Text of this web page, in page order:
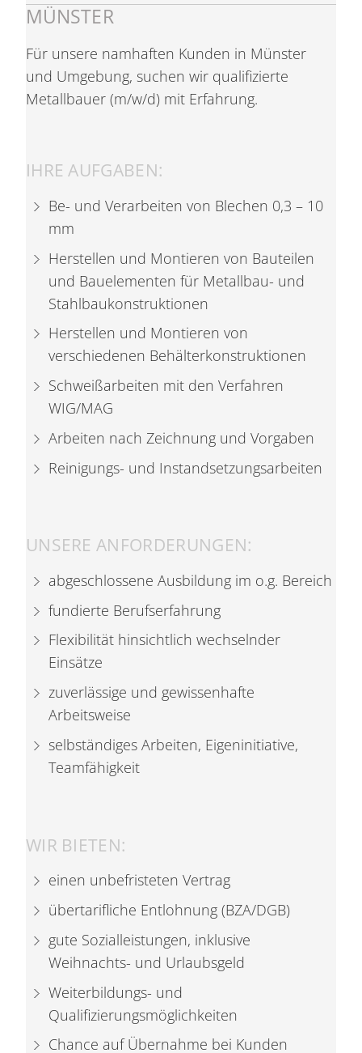
MÜNSTER
Für unsere namhaften Kunden in Münster
und Umgebung, suchen wir qualifizierte
Metallbauer (m/w/d) mit Erfahrung.
IHRE AUFGABEN:
Be- und Verarbeiten von Blechen 0,3 – 10
mm
Herstellen und Montieren von Bauteilen
und Bauelementen für Metallbau- und
Stahlbaukonstruktionen
Herstellen und Montieren von
verschiedenen Behälterkonstruktionen
Schweißarbeiten mit den Verfahren
WIG/MAG
Arbeiten nach Zeichnung und Vorgaben
Reinigungs- und Instandsetzungsarbeiten
UNSERE ANFORDERUNGEN:
abgeschlossene Ausbildung im o.g. Bereich
fundierte Berufserfahrung
Flexibilität hinsichtlich wechselnder
Einsätze
zuverlässige und gewissenhafte
Arbeitsweise
selbständiges Arbeiten, Eigeninitiative,
Teamfähigkeit
WIR BIETEN:
einen unbefristeten Vertrag
übertarifliche Entlohnung (BZA/DGB)
gute Sozialleistungen, inklusive
Weihnachts- und Urlaubsgeld
Weiterbildungs- und
Qualifizierungsmöglichkeiten
Chance auf Übernahme bei Kunden